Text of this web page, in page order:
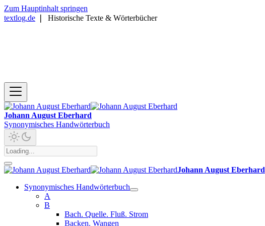
Zum Hauptinhalt springen
textlog.de
Historische Texte & Wörterbücher
Johann August Eberhard
Synonymisches Handwörterbuch
Johann August Eberhard
Synonymisches Handwörterbuch
A
B
Bach. Quelle. Fluß. Strom
Backen. Wangen